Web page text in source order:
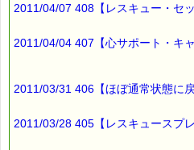
2011/04/07 408【レスキュー・セ
2011/04/04 407【心サポート・キャ
2011/03/31 406【ほぼ通常状態に戻
2011/03/28 405【レスキュースプ